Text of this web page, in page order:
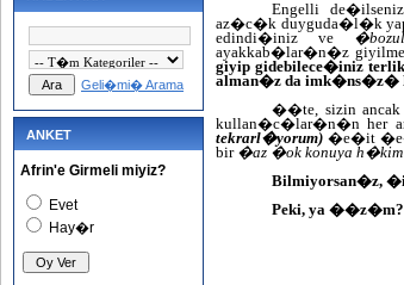
Geli�mi� Arama
ANKET
Afrin'e Girmeli miyiz?
Evet
Hay�r
Engelli
az�c�k duyguda�l�k
edindi�iniz ve
ayakkab�lar�n�z
giyip gidebilece�iniz
alman�z da imk�ns�z�
��te, sizin ancak
kullan�c�lar�n�n her
tekrarl�yorum) �e�it
bir �az �ok konuya
Bilmiyorsan�z,
Peki, ya ��z�m?